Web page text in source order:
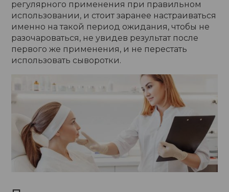
регулярного применения при правильном
использовании, и стоит заранее настраиваться
именно на такой период ожидания, чтобы не
разочароваться, не увидев результат после
первого же применения, и не перестать
использовать сыворотки.